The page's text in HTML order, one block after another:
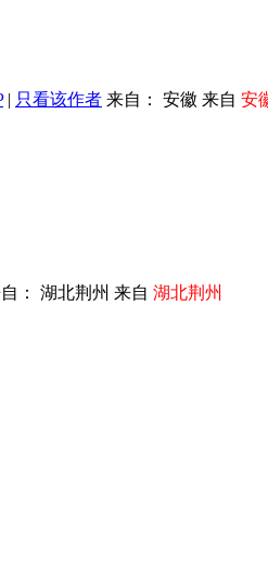
| 只看该作者 来自： 安徽 来自 安
： 湖北荆州 来自 湖北荆州